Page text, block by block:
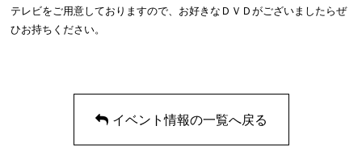
テレビをご用意しておりますので、お好きなＤＶＤがございましたらぜ
ひお持ちください。
イベント情報の一覧へ戻る